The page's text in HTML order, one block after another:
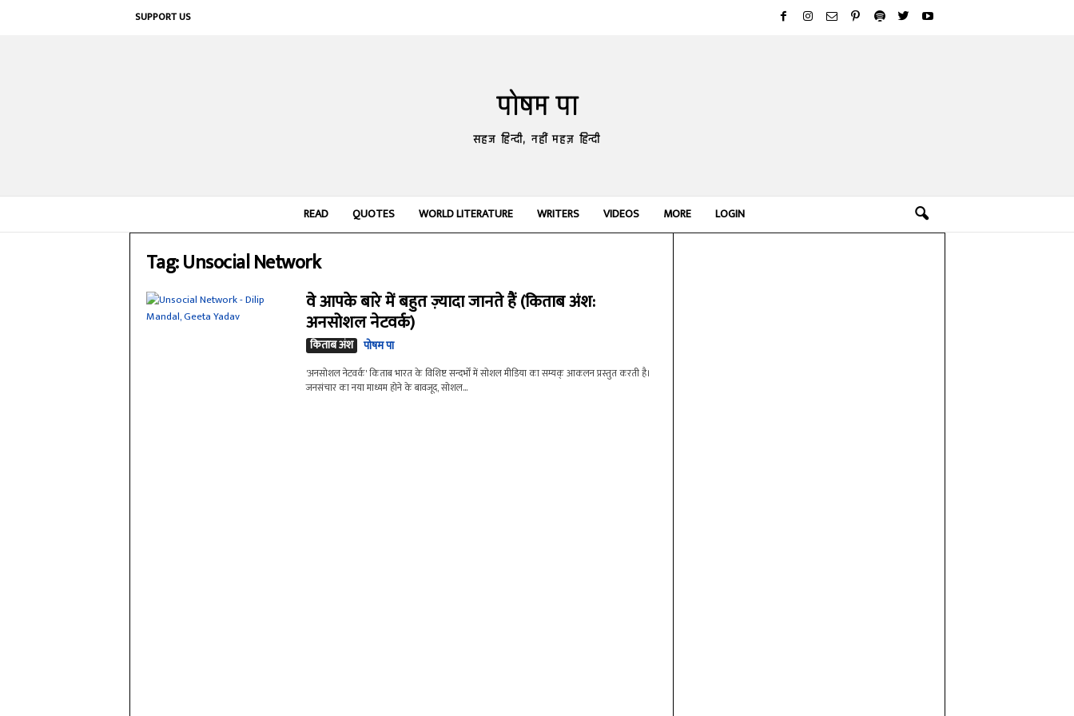
SUPPORT US
पोषम पा
सहज हिन्दी, नहीं महज़ हिन्दी
READ QUOTES WORLD LITERATURE WRITERS VIDEOS MORE LOGIN
Tag: Unsocial Network
वे आपके बारे में बहुत ज़्यादा जानते हैं (किताब अंश:
अनसोशल नेटवर्क)
किताब अंश पोषम पा
'अनसोशल नेटवर्क' किताब भारत के विशिष्ट सन्दर्भों में सोशल मीडिया का सम्यक् आकलन प्रस्तुत करती है।
जनसंचार का नया माध्यम होने के बावजूद, सोशल...